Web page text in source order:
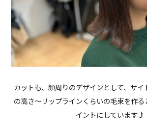
カットも、顔周りのデザインとして、サ
の高さ〜リップラインくらいの毛束を作
イントにしています♪